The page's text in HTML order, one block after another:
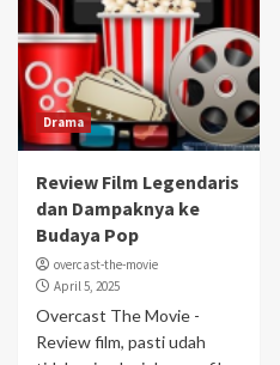
Drama
Review Film Legendaris
dan Dampaknya ke
Budaya Pop
overcast-the-movie
April 5, 2025
Overcast The Movie -
Review film, pasti udah